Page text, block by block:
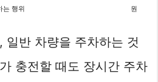
는 행위
원
일반 차량을 주차하는 것
충전할 때도 장시간 주차